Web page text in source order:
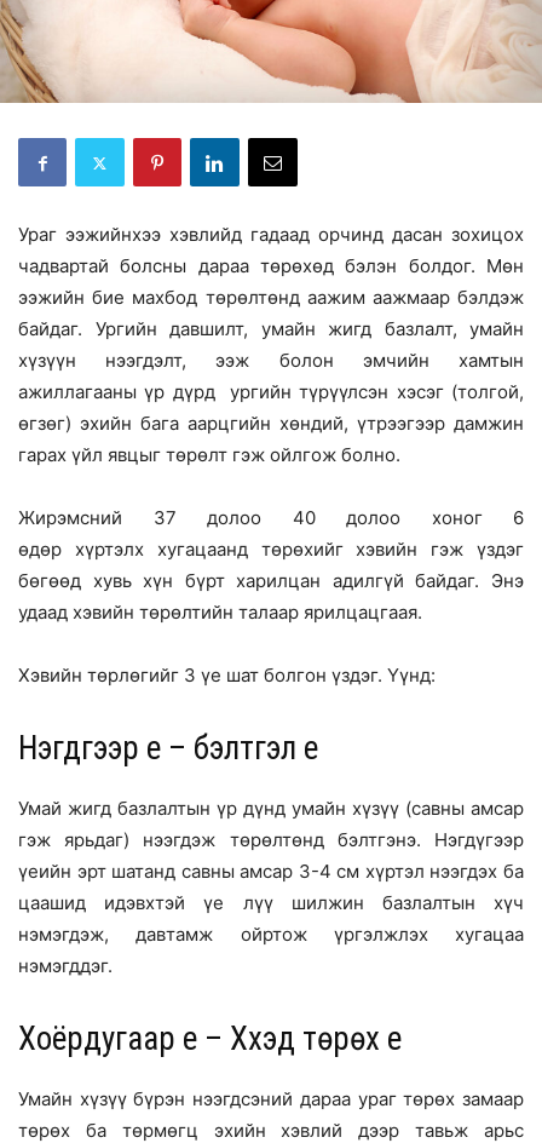
Ураг ээжийнхээ хэвлийд гадаад орчинд дасан зохицох
чадвартай болсны дараа төрөхөд бэлэн болдог. Мөн
ээжийн бие махбод төрөлтөнд аажим аажмаар бэлдэж
байдаг. Ургийн давшилт, умайн жигд базлалт, умайн
хүзүүн нээгдэлт, ээж болон эмчийн хамтын
ажиллагааны үр дүрд ургийн түрүүлсэн хэсэг (толгой,
өгзөг) эхийн бага аарцгийн хөндий, үтрээгээр дамжин
гарах үйл явцыг төрөлт гэж ойлгож болно.
Жирэмсний 37 долоо 40 долоо хоног 6
өдөр хүртэлх хугацаанд төрөхийг хэвийн гэж үздэг
бөгөөд хувь хүн бүрт харилцан адилгүй байдаг. Энэ
удаад хэвийн төрөлтийн талаар ярилцацгаая.
Хэвийн төрлөгийг 3 үе шат болгон үздэг. Үүнд:
Нэгдүгээр үе – бэлтгэл үе
Умай жигд базлалтын үр дүнд умайн хүзүү (савны амсар
гэж ярьдаг) нээгдэж төрөлтөнд бэлтгэнэ. Нэгдүгээр
үеийн эрт шатанд савны амсар 3-4 см хүртэл нээгдэх ба
цаашид идэвхтэй үе лүү шилжин базлалтын хүч
нэмэгдэж, давтамж ойртож үргэлжлэх хугацаа
нэмэгддэг.
Хоёрдугаар үе – Хүүхэд төрөх үе
Умайн хүзүү бүрэн нээгдсэний дараа ураг төрөх замаар
төрөх ба төрмөгц эхийн хэвлий дээр тавьж арьс